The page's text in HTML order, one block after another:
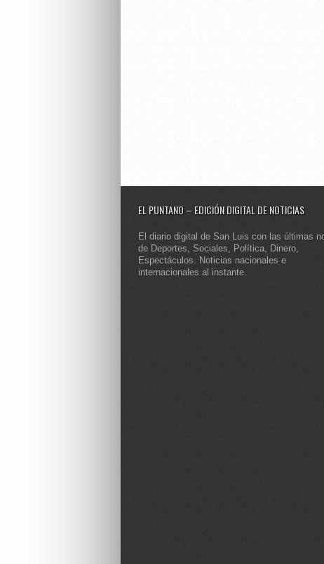
EL PUNTANO – EDICIÓN DIGITAL DE NOTICIAS
El diario digital de San Luis con las últimas
de Deportes, Sociales, Política, Dinero,
Espectáculos. Noticias nacionales e
internacionales al instante.